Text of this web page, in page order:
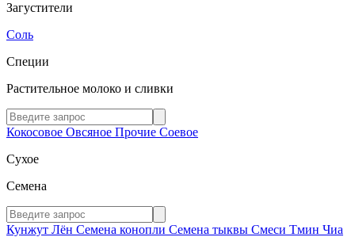
Загустители
Соль
Специи
Растительное молоко и сливки
Кокосовое Овсяное Прочие Соевое
Сухое
Семена
Кунжут Лён Семена конопли Семена тыквы Смеси Тмин Чиа